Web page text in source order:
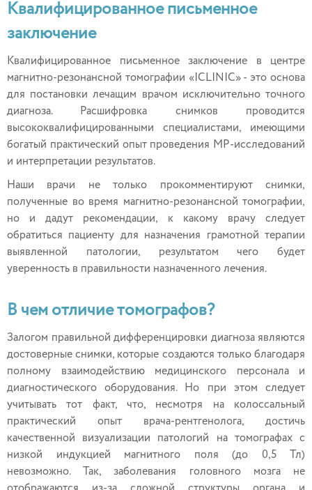
Квалифицированное письменное
заключение
Квалифицированное письменное заключение в центре
магнитно-резонансной томографии «ICLINIC» - это основа
для постановки лечащим врачом исключительно точного
диагноза. Расшифровка снимков проводится
высококвалифицированными специалистами, имеющими
богатый практический опыт проведения МР-исследований
и интерпретации результатов.
Наши врачи не только прокомментируют снимки,
полученные во время магнитно-резонансной томографии,
но и дадут рекомендации, к какому врачу следует
обратиться пациенту для назначения грамотной терапии
выявленной патологии, результатом чего будет
уверенность в правильности назначенного лечения.
В чем отличие томографов?
Залогом правильной дифференцировки диагноза являются
достоверные снимки, которые создаются только благодаря
полному взаимодействию медицинского персонала и
диагностического оборудования. Но при этом следует
учитывать тот факт, что, несмотря на колоссальный
практический опыт врача-рентгенолога, достичь
качественной визуализации патологий на томографах с
низкой индукцией магнитного поля (до 0,5 Тл)
невозможно. Так, заболевания головного мозга не